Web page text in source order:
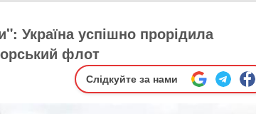
Україна успішно прорідила
флот
Слідкуйте за нами